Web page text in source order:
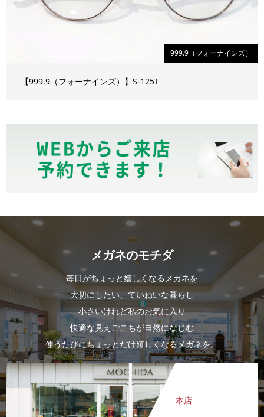
999.9（フォーナインズ）
【999.9（フォーナインズ）】S-125T
メガネのモチダ
毎日がちょっと嬉しくなるメガネを
大切にしたい、ていねいな暮らし
小さいけれど私のお気に入り
快適な見えごこちが自然になじむ
使うたびにちょっとだけ嬉しくなるメガネを。
本店